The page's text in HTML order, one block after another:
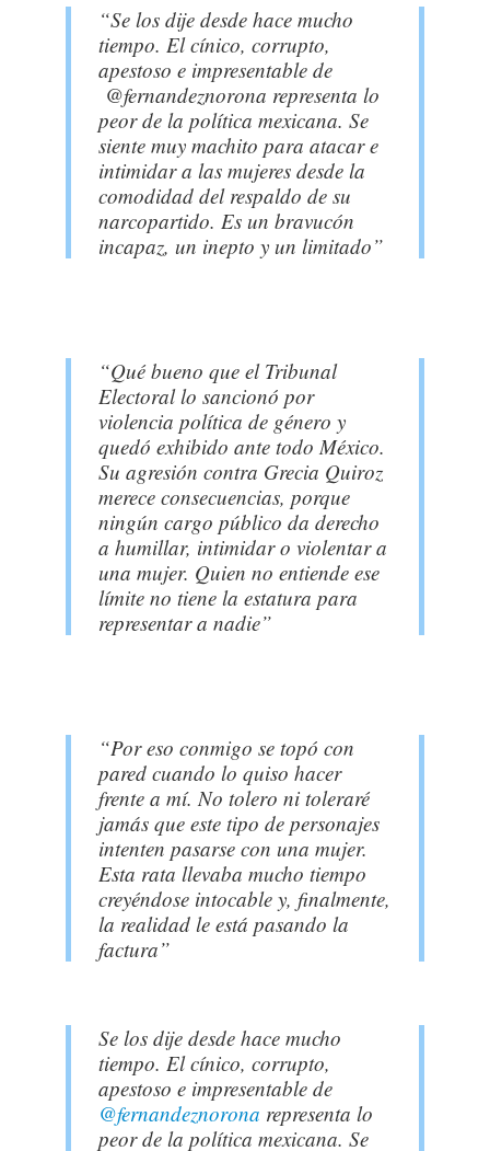
“Se los dije desde hace mucho
tiempo. El cínico, corrupto,
apestoso e impresentable de
@fernandeznorona representa lo
peor de la política mexicana. Se
siente muy machito para atacar e
intimidar a las mujeres desde la
comodidad del respaldo de su
narcopartido. Es un bravucón
incapaz, un inepto y un limitado”
“Qué bueno que el Tribunal
Electoral lo sancionó por
violencia política de género y
quedó exhibido ante todo México.
Su agresión contra Grecia Quiroz
merece consecuencias, porque
ningún cargo público da derecho
a humillar, intimidar o violentar a
una mujer. Quien no entiende ese
límite no tiene la estatura para
representar a nadie”
“Por eso conmigo se topó con
pared cuando lo quiso hacer
frente a mí. No tolero ni toleraré
jamás que este tipo de personajes
intenten pasarse con una mujer.
Esta rata llevaba mucho tiempo
creyéndose intocable y, finalmente,
la realidad le está pasando la
factura”
Se los dije desde hace mucho
tiempo. El cínico, corrupto,
apestoso e impresentable de
@fernandeznorona representa lo
peor de la política mexicana. Se